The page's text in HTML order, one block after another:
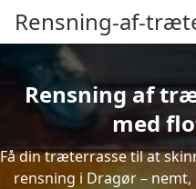
Rensning-af-
Rensning af
med
Få din træterrasse til at
rensning i Dragør –